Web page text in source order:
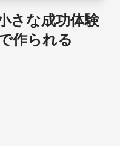
さな成功体験
作られる